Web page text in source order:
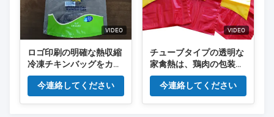
VIDEO
ロゴ印刷の明確な熱収縮
冷凍チキンバッグをカス
タマイズします。
今連絡してください
VIDEO
チューブタイプの透明な
家禽熱は、鶏肉の包装袋
を収縮させます
今連絡してください